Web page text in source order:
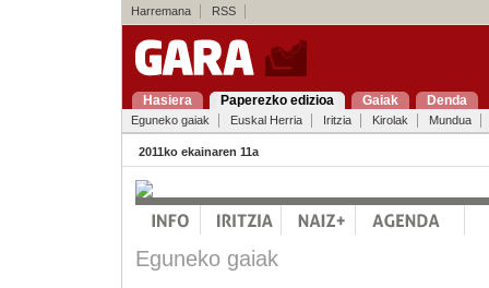
Harremana RSS
Hasiera Paperezko edizioa Gaiak Denda
Eguneko gaiak Euskal Herria Iritzia Kirolak Mundua
2011ko ekainaren 11a
Eguneko gaiak